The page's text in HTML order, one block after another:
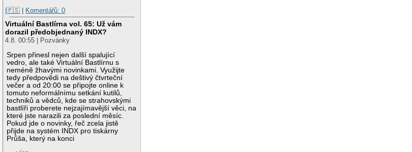
|🇵🇸
Komentářů: 0
Virtuální Bastlírna vol. 65: Už vám
dorazil předobjednaný INDX?
4.8. 00:55 | Pozvánky
Srpen přinesl nejen další spalující
vedro, ale také Virtuální Bastlírnu s
neméně žhavými novinkami. Využijte
tedy předpovědi na deštivý čtvrteční
večer a od 20:00 se připojte online k
tomuto neformálnímu setkání kutilů,
techniků a vědců, kde se strahovskými
bastlíři proberete nejzajímavější věci, na
které jste narazili za poslední měsíc.
Pokud jde o novinky, řeč zcela jistě
přijde na systém INDX pro tiskárny
Průša, který na konci